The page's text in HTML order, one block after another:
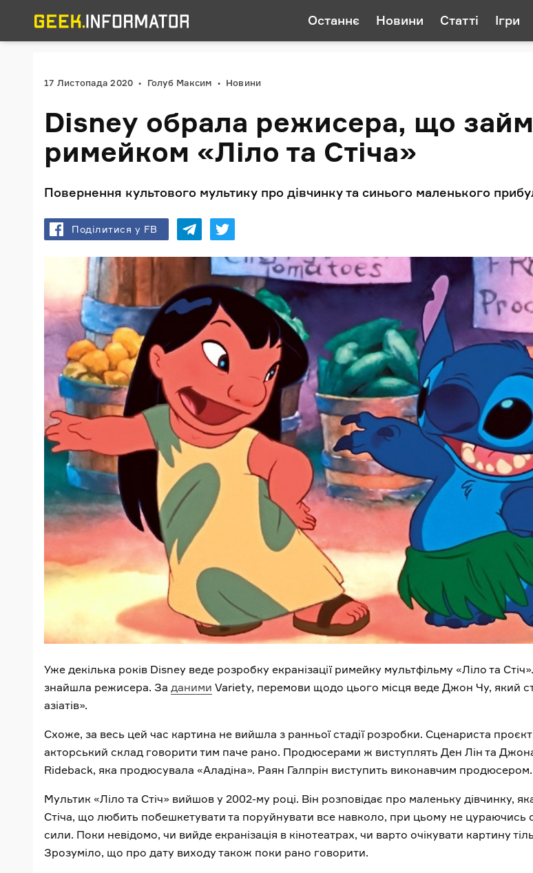
Останнє Новини Статті Ігри
17 Листопада 2020 Голуб Максим Новини
Disney обрала режисера, що
римейком «Ліло та Стіча»
Повернення культового мультику про дівчинку та синього маленького
Поділитися у FB
Уже декілька років Disney веде розробку екранізації римейку мультфільму «Ліло та
знайшла режисера. За даними Variety, перемови щодо цього місця веде Джон Чу, який
азіатів».
Схоже, за весь цей час картина не вийшла з ранньої стадії розробки. Сценариста
акторський склад говорити тим паче рано. Продюсерами ж виступлять Ден Лін та
Rideback, яка продюсувала «Аладіна». Раян Галпрін виступить виконавчим продюсером.
Мультик «Ліло та Стіч» вийшов у 2002-му році. Він розповідає про маленьку дівчинку,
Стіча, що любить побешкетувати та поруйнувати все навколо, при цьому не цураючись
сили. Поки невідомо, чи вийде екранізація в кінотеатрах, чи варто очікувати картину
Зрозуміло, що про дату виходу також поки рано говорити.